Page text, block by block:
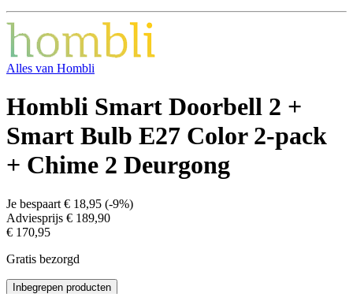
Alles van Hombli
Hombli Smart Doorbell 2 +
Smart Bulb E27 Color 2-pack
+ Chime 2 Deurgong
Je bespaart € 18,95 (-9%)
Adviesprijs € 189,90
€ 170,95
Gratis bezorgd
Inbegrepen producten